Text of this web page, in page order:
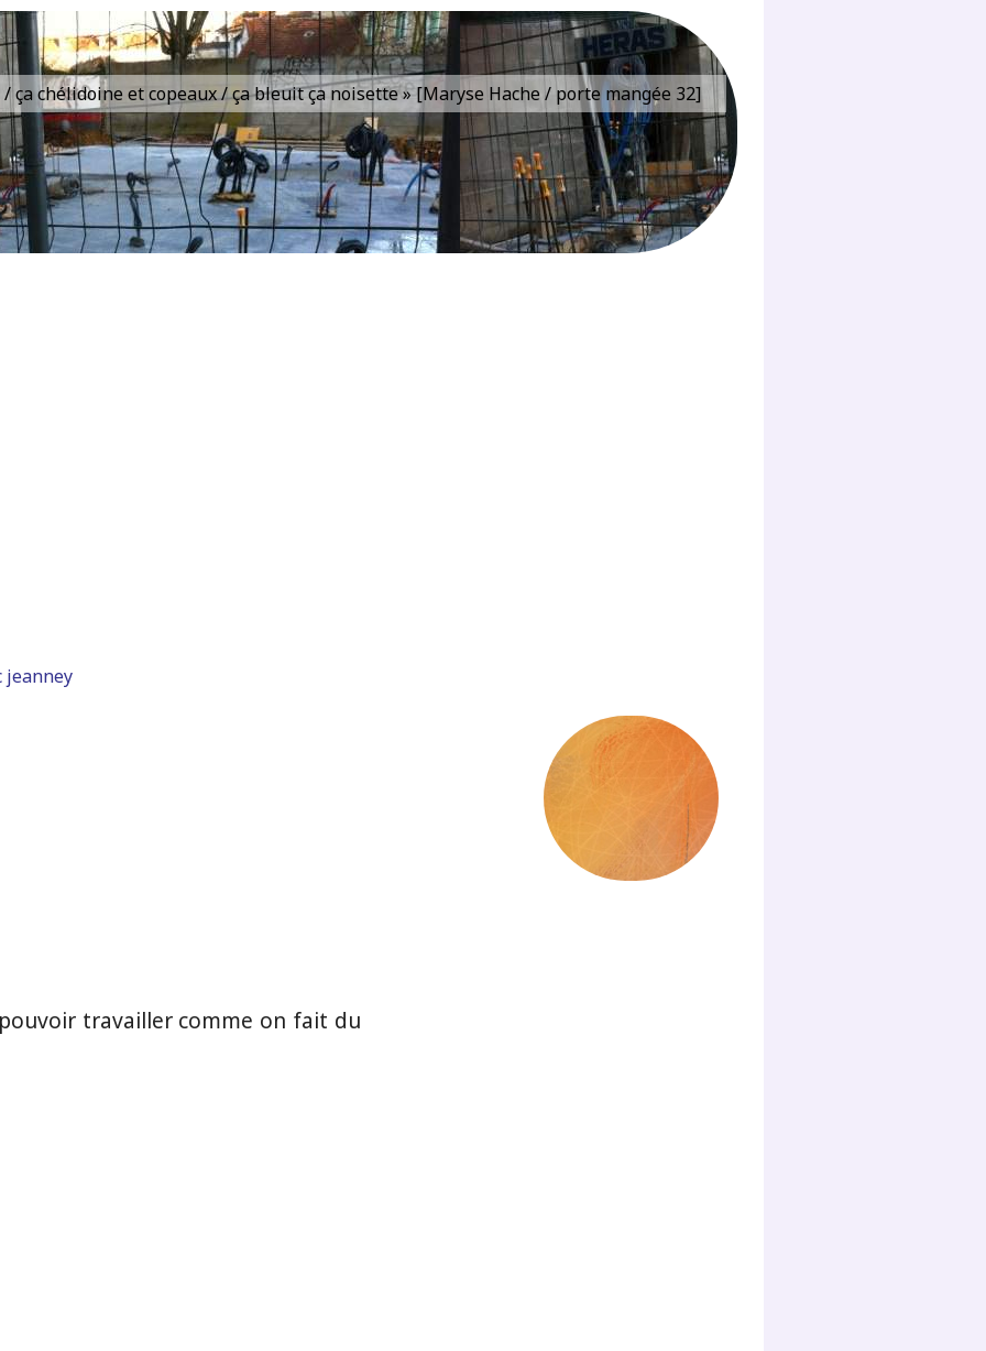
ça chélidoine et copeaux / ça bleuit ça noisette » [Maryse Hache / porte mangée 32]
jeanney
travailler comme on fait du